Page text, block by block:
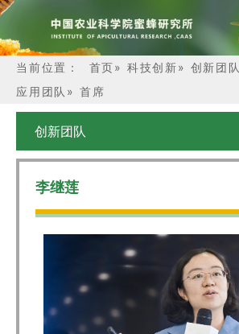
当前位置： 首页» 科技创新» 创新团队
应用团队 » 首席
创新团队
李继莲